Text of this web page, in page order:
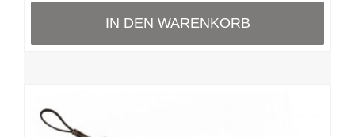
IN DEN WARENKORB